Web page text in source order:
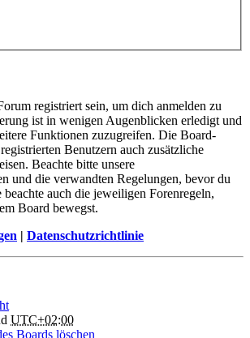
registriert sein, um dich anmelden zu
ist in wenigen Augenblicken erledigt und
Funktionen zuzugreifen. Die Board-
Benutzern auch zusätzliche
Beachte bitte unsere
und die verwandten Regelungen, bevor du
auch die jeweiligen Forenregeln,
Board bewegst.
| Datenschutzrichtlinie
UTC+02:00
Boards löschen